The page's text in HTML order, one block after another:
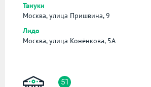
Тануки
Москва, улица Пришвина, 9
Лидо
Москва, улица Конёнкова, 5А
51